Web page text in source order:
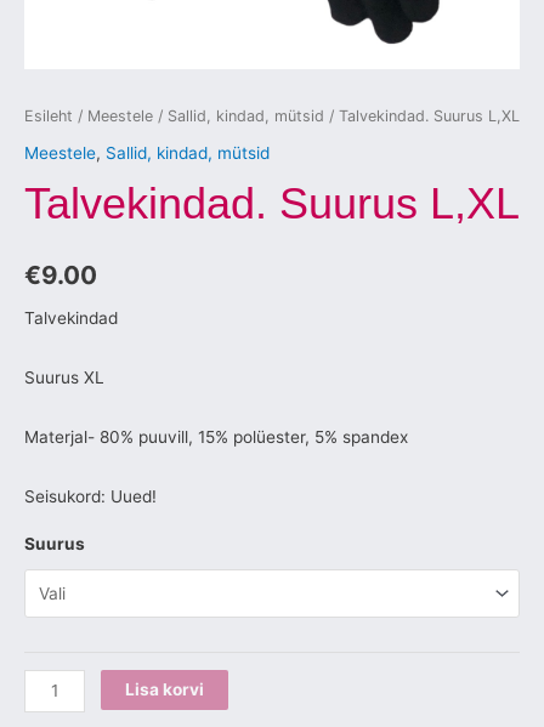
Esileht / Meestele / Sallid, kindad, mütsid / Talvekindad. Suurus L,XL
Meestele, Sallid, kindad, mütsid
Talvekindad. Suurus L,XL
€9.00
Talvekindad
Suurus XL
Materjal- 80% puuvill, 15% polüester, 5% spandex
Seisukord: Uued!
Suurus
Lisa korvi